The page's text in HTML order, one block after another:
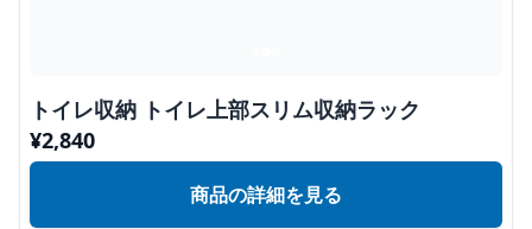
トイレ収納 トイレ上部スリム収納ラック
¥2,840
商品の詳細を見る